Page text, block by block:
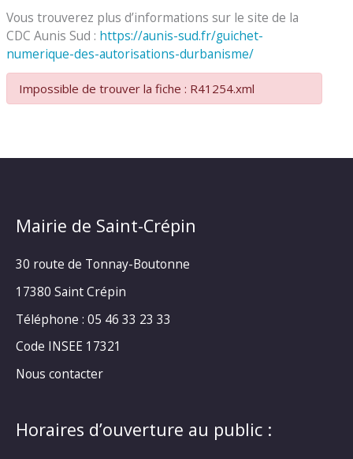
Vous trouverez plus d’informations sur le site de la
CDC Aunis Sud : https://aunis-sud.fr/guichet-
numerique-des-autorisations-durbanisme/
Impossible de trouver la fiche : R41254.xml
Mairie de Saint-Crépin
30 route de Tonnay-Boutonne
17380 Saint Crépin
Téléphone : 05 46 33 23 33
Code INSEE 17321
Nous contacter
Horaires d’ouverture au public :